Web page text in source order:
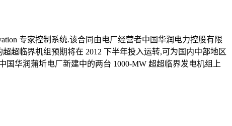
专家控制系统.该合同由电厂经营者中国华润电力控股有限
超临界机组预期将在 2012 下半年投入运转,可为国内中部地区
华润蒲圻电厂新建中的两台 1000-MW 超超临界发电机组上